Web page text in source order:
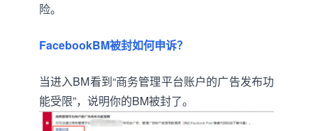
险。
FacebookBM被封如何申诉？
当进入BM看到“商务管理平台账户的广告发布功
能受限”，说明你的BM被封了。